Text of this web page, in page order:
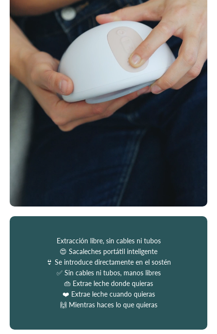
Extracción libre, sin cables ni tubos
😍 Sacaleches portátil inteligente
👙 Se introduce directamente en el sostén
✅ Sin cables ni tubos, manos libres
👜 Extrae leche donde quieras
❤️ Extrae leche cuando quieras
🙌 Mientras haces lo que quieras